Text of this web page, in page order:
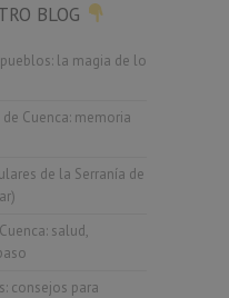
BLOG
la magia de lo
Cuenca: memoria
de la Serranía de
salud,
consejos para